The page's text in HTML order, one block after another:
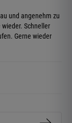
und angenehm zu
Schneller
Gerne wieder